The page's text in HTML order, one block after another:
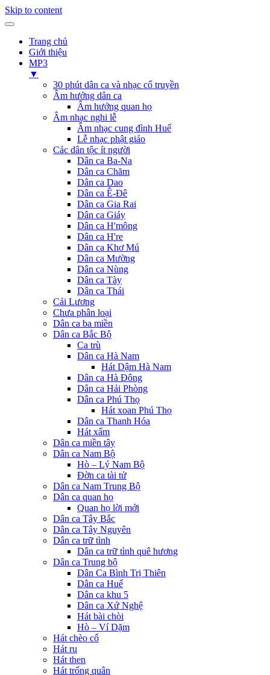
Skip to content
Trang chủ
Giới thiệu
MP3
▼
30 phút dân ca và nhạc cổ truyền
Âm hưởng dân ca
Âm hưởng quan họ
Âm nhạc nghi lễ
Âm nhạc cung đình Huế
Lễ nhạc phật giáo
Các dân tộc ít người
Dân ca Ba-Na
Dân ca Chăm
Dân ca Dao
Dân ca Ê-Đê
Dân ca Gia Rai
Dân ca Giáy
Dân ca H'mông
Dân ca H're
Dân ca Khơ Mú
Dân ca Mường
Dân ca Nùng
Dân ca Tày
Dân ca Thái
Cải Lương
Chưa phân loại
Dân ca ba miền
Dân ca Bắc Bộ
Ca trù
Dân ca Hà Nam
Hát Dậm Hà Nam
Dân ca Hà Đông
Dân ca Hải Phòng
Dân ca Phú Thọ
Hát xoan Phú Thọ
Dân ca Thanh Hóa
Hát xẩm
Dân ca miền tây
Dân ca Nam Bộ
Hò – Lý Nam Bộ
Đờn ca tài tử
Dân ca Nam Trung Bộ
Dân ca quan họ
Quan họ lời mới
Dân ca Tây Bắc
Dân ca Tây Nguyên
Dân ca trữ tình
Dân ca trữ tình quê hương
Dân ca Trung bộ
Dân Ca Bình Trị Thiên
Dân ca Huế
Dân ca khu 5
Dân ca Xứ Nghệ
Hát bài chòi
Hò – Ví Dặm
Hát chèo cổ
Hát ru
Hát then
Hát trống quân